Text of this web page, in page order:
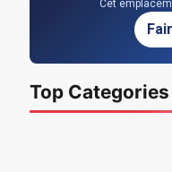
Cet
Top Categories